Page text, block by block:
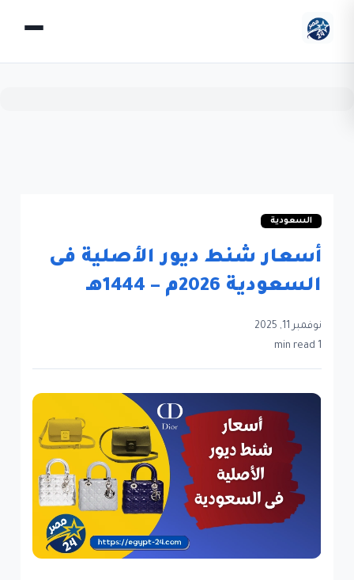
السعودية
أسعار شنط ديور الأصلية فى
السعودية 2026م – 1444هـ
نوفمبر 11, 2025
1 min read